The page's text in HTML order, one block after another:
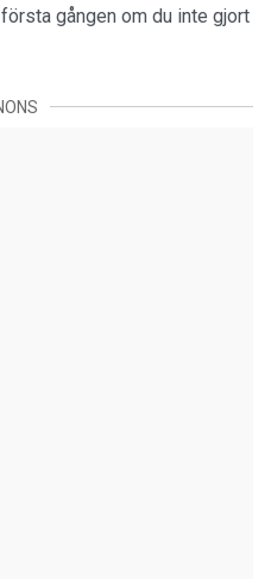
gången om du inte gjort